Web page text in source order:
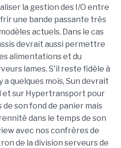
la gestion des I/O entre
une bande passante très
actuels. Dans le cas
devrait aussi permettre
alimentations et du
lames. S'il reste fidèle à
quelques mois, Sun devrait
et sur Hypertransport pour
son fond de panier mais
dans le temps de son
avec nos confrères de
de la division serveurs de